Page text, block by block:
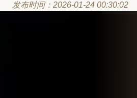
发布时间：2026-01-24 00:30:02